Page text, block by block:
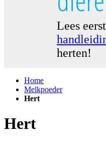
Lees
herten!
Home
Melkpoeder
Hert
Hert